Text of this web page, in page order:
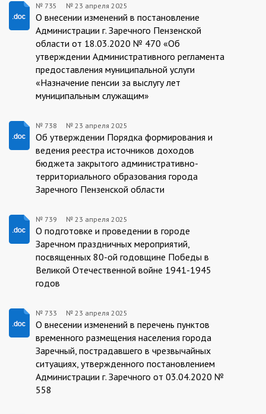
735/23.04.2025
№ 735 № 23 апреля 2025
О внесении изменений в постановление
Администрации г. Заречного Пензенской
области от 18.03.2020 № 470 «Об
утверждении Административного регламента
предоставления муниципальной услуги
«Назначение пенсии за выслугу лет
муниципальным служащим»
738/23.04.2025
№ 738 № 23 апреля 2025
Об утверждении Порядка формирования и
ведения реестра источников доходов
бюджета закрытого административно-
территориального образования города
Заречного Пензенской области
739/23.04.2025
№ 739 № 23 апреля 2025
О подготовке и проведении в городе
Заречном праздничных мероприятий,
посвященных 80-ой годовщине Победы в
Великой Отечественной войне 1941-1945
годов
733/23.04.2025
№ 733 № 23 апреля 2025
О внесении изменений в перечень пунктов
временного размещения населения города
Заречный, пострадавшего в чрезвычайных
ситуациях, утвержденного постановлением
Администрации г. Заречного от 03.04.2020 №
558